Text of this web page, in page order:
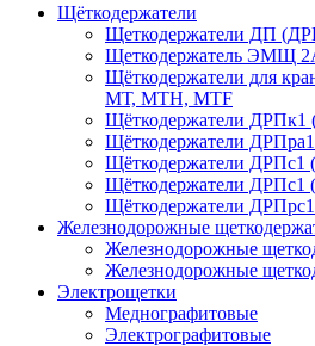
Щёткодержатели
Щеткодержатели ДП
Щеткодержатель ЭМЩ
Щёткодержатели для
МТ, МТН, МТF
Щёткодержатели
Щёткодержатели
Щёткодержатели ДРПс1
Щёткодержатели ДРПс1
Щёткодержатели
Железнодорожные
Железнодорожные
Железнодорожные
Электрощетки
Меднографитовые
Электрографитовые